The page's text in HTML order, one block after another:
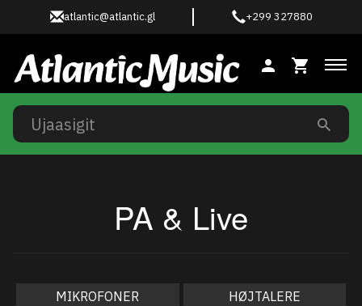
atlantic@atlantic.gl +299 327880
PA & Live
MIKROFONER HØJTALERE